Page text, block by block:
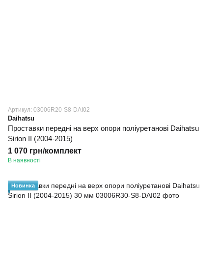
Артикул: 03006R20-S8-DAI02
Daihatsu
Проставки передні на верх опори поліуретанові Daihatsu
Sirion II (2004-2015)
1 070 грн/комплект
В наявності
Новинка